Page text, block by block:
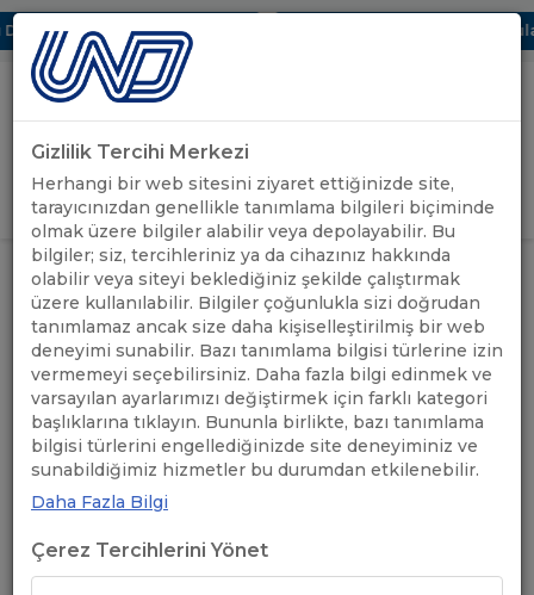
UBAK Bölümü Hakkında UND, Yunanistan Vize
Uluslararası Nakliyeciler Derneği
GİRİŞ YAP
ANASAYFA /
ÖNEMLİ
DUYURULAR
/
KAZAKİSTAN'DA DİZEL YAKIT İÇİN
FARKLILAŞTIRILMIŞ FİYATLAR
BELİRLENDİ
KAZAKİSTAN'DA DİZEL
YAKIT İÇİN
FARKLILAŞTIRILMIŞ
FİYATLAR BELİRLENDİ
Gizlilik Tercihi Merkezi
Herhangi bir web sitesini ziyaret ettiğinizde site,
tarayıcınızdan genellikle tanımlama bilgileri biçiminde
olmak üzere bilgiler alabilir veya depolayabilir. Bu
bilgiler; siz, tercihleriniz ya da cihazınız hakkında
olabilir veya siteyi beklediğiniz şekilde çalıştırmak
üzere kullanılabilir. Bilgiler çoğunlukla sizi doğrudan
tanımlamaz ancak size daha kişiselleştirilmiş bir web
deneyimi sunabilir. Bazı tanımlama bilgisi türlerine izin
vermemeyi seçebilirsiniz. Daha fazla bilgi edinmek ve
varsayılan ayarlarımızı değiştirmek için farklı kategori
başlıklarına tıklayın. Bununla birlikte, bazı tanımlama
bilgisi türlerini engellediğinizde site deneyiminiz ve
sunabildiğimiz hizmetler bu durumdan etkilenebilir.
Daha Fazla Bilgi
Çerez Tercihlerini Yönet